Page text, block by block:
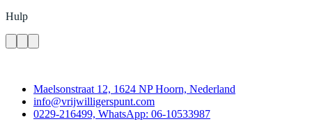
Hulp
Maelsonstraat 12, 1624 NP Hoorn, Nederland
info@vrijwilligerspunt.com
0229-216499, WhatsApp: 06-10533987